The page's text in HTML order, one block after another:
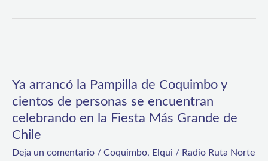
Ya arrancó la Pampilla de Coquimbo y
cientos de personas se encuentran
celebrando en la Fiesta Más Grande de
Chile
Deja un comentario / Coquimbo, Elqui / Radio Ruta Norte
la
de
Coquimbo